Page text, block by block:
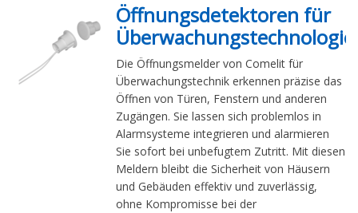
Öffnungsdetektoren für
Überwachungstechnologie
Die Öffnungsmelder von Comelit für
Überwachungstechnik erkennen präzise das
Öffnen von Türen, Fenstern und anderen
Zugängen. Sie lassen sich problemlos in
Alarmsysteme integrieren und alarmieren
Sie sofort bei unbefugtem Zutritt. Mit diesen
Meldern bleibt die Sicherheit von Häusern
und Gebäuden effektiv und zuverlässig,
ohne Kompromisse bei der